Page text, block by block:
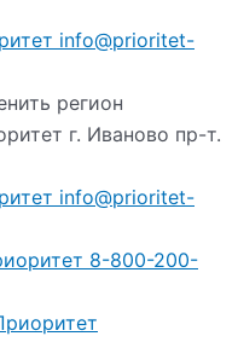
info@prioritet-
г. Иваново пр-т.
info@prioritet-
8-800-200-